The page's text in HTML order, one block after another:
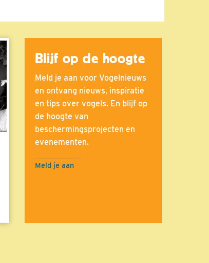
Blijf op de hoogte
Meld je aan voor Vogelnieuws
en ontvang nieuws, inspiratie
en tips over vogels. En blijf op
de hoogte van
beschermingsprojecten en
evenementen.
Meld je aan